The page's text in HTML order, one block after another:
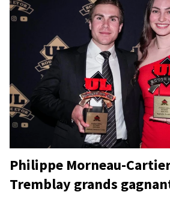
Philippe Morneau-
Tremblay grands